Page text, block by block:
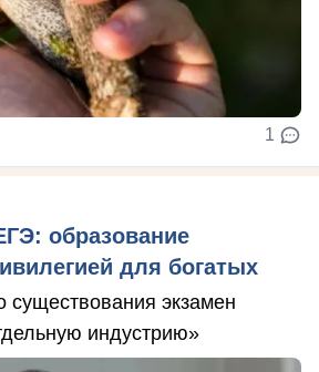
1
образование
для богатых
существования экзамен
индустрию»